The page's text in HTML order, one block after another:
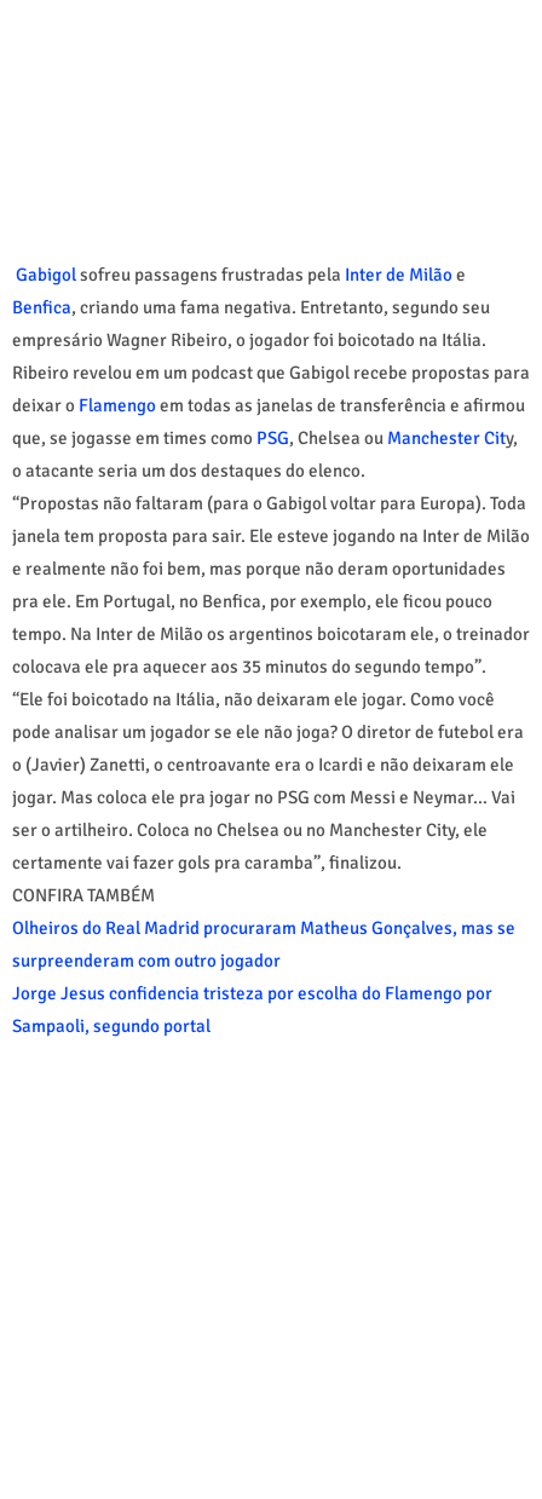
Gabigolsofreu passagens frustradas pela Inter de Milãoe
Benfica, criando uma fama negativa. Entretanto, segundo seu
empresário Wagner Ribeiro, o jogador foi boicotado na Itália.
Ribeiro revelou em um podcast que Gabigol recebe propostas para
deixar o Flamengoem todas as janelas de transferência e afirmou
que, se jogasse em times como PSG, Chelsea ou Manchester City,
o atacante seria um dos destaques do elenco.
“Propostas não faltaram (para o Gabigol voltar para Europa). Toda
janela tem proposta para sair. Ele esteve jogando na Inter de Milão
e realmente não foi bem, mas porque não deram oportunidades
pra ele. Em Portugal, no Benfica, por exemplo, ele ficou pouco
tempo. Na Inter de Milão os argentinos boicotaram ele, o treinador
colocava ele pra aquecer aos 35 minutos do segundo tempo”.
“Ele foi boicotado na Itália, não deixaram ele jogar. Como você
pode analisar um jogador se ele não joga? O diretor de futebol era
o (Javier) Zanetti, o centroavante era o Icardi e não deixaram ele
jogar. Mas coloca ele pra jogar no PSG com Messi e Neymar… Vai
ser o artilheiro. Coloca no Chelsea ou no Manchester City, ele
certamente vai fazer gols pra caramba”, finalizou.
CONFIRA TAMBÉM
Olheiros do Real Madrid procuraram Matheus Gonçalves, mas se
surpreenderam com outro jogador
Jorge Jesus confidencia tristeza por escolha do Flamengo por
Sampaoli, segundo portal